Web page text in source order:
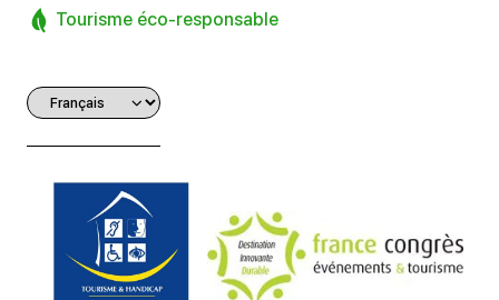
Tourisme éco-responsable